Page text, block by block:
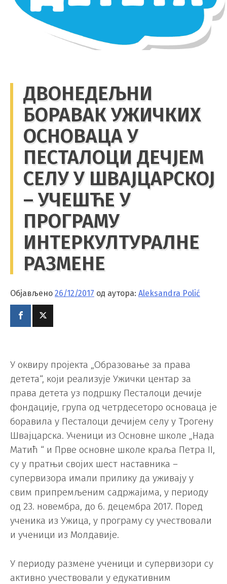
ДВОНЕДЕЉНИ
БОРАВАК УЖИЧКИХ
ОСНОВАЦА У
ПЕСТАЛОЦИ ДЕЧЈЕМ
СЕЛУ У ШВАЈЦАРСКОЈ
– УЧЕШЋЕ У
ПРОГРАМУ
ИНТЕРКУЛТУРАЛНЕ
РАЗМЕНЕ
Објављено 26/12/2017 од аутора: Aleksandra Polić
У оквиру пројекта „Образовање за права
детета“, који реализује Ужички центар за
права детета уз подршку Песталоци дечије
фондације, група од четрдесеторо основаца је
боравила у Песталоци дечијем селу у Трогену
Швајцарска. Ученици из Основне школе „Нада
Матић “ и Прве основне школе краља Петра II,
су у пратњи својих шест наставника –
супервизора имали прилику да уживају у
свим припремљеним садржајима, у периоду
од 23. новембра, до 6. децембра 2017. Поред
ученика из Ужица, у програму су учествовали
и ученици из Молдавије.
У периоду размене ученици и супервизори су
активно учествовали у едукативним